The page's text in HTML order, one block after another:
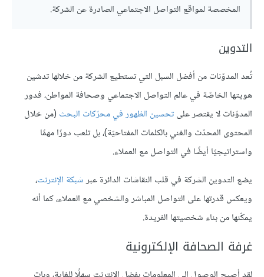
المخصصة لمواقع التواصل الاجتماعي الصادرة عن الشركة.
التدوين
تُعد المدوّنات من أفضل السبل التي تستطيع الشركة من خلالها تدشين
هويتها الخاصّة في عالم التواصل الاجتماعي وصحافة المواطن، فدور
المدوّنات لا يقتصر علىتحسين الظهور في محرّكات البحث (من خلال
المحتوى المحدّث والغني بالكلمات المفتاحيّة)، بل تلعب دورًا مهمًا
واستراتيجيًا أيضًا في التواصل مع العملاء.
يضع التدوين الشركة في قلب النقاشات الدائرة عبرشبكة الإنترنت،
ويعكس قدرتها على التواصل المباشر والشخصي مع العملاء، كما أنه
يمكّنها من بناء شخصيتها الفريدة.
غرفة الصحافة الإلكترونية